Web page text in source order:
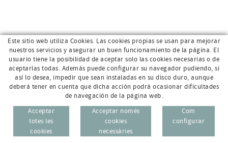
Av. Sant Jordi, 168 · 17800 Olot (Girona)
CAT
ESP
972 26 95 74
Este sitio web utiliza Cookies. Las cookies propias se usan para mejorar
nuestros servicios y asegurar un buen funcionamiento de la página. El
usuario tiene la posibilidad de aceptar solo las cookies necesarias o de
aceptarlas todas. Además puede configurar su navegador pudiendo, si
así lo desea, impedir que sean instaladas en su disco duro, aunque
deberá tener en cuenta que dicha acción podrá ocasionar dificultades
de navegación de la página web.
Acceptar
totes les
cookies
Acceptar només
cookies
necessàries
Com
configurar